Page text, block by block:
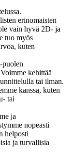
erinomaisten
vain hyvä 2D- ja
tuo myös
kuten
puolen
kehittää
tai ilman.
kanssa, kuten
tai
ja
nopeasti
helposti
ja turvallisia